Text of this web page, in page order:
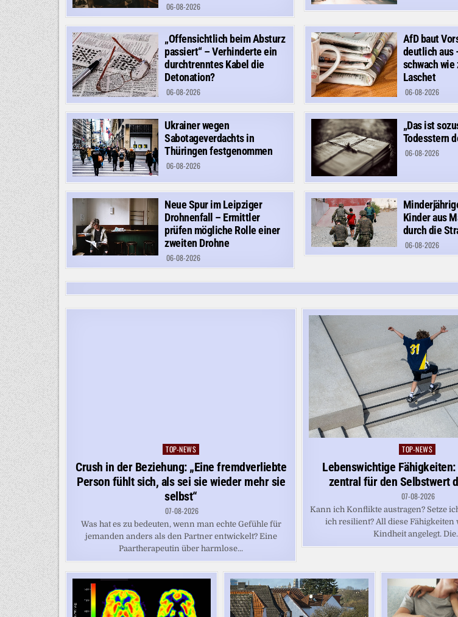
06-08-2026
„Offensichtlich beim Absturz
passiert“ – Verhinderte ein
durchtrenntes Kabel die
Detonation?
06-08-2026
AfD baut
deutlich aus
schwach
Laschet
06-08-2026
Ukrainer wegen
Sabotageverdachts in
Thüringen festgenommen
06-08-2026
„Das ist
Todesstern
06-08-2026
Neue Spur im Leipziger
Drohnenfall – Ermittler
prüfen mögliche Rolle einer
zweiten Drohne
06-08-2026
Kinder aus
durch die
06-08-2026
Posted
in
TOP-NEWS
Crush in der Beziehung: „Eine fremdverliebte
Person fühlt sich, als sei sie wieder mehr sie
selbst“
07-08-2026
Was hat es zu bedeuten, wenn man echte Gefühle für
jemanden anders als den Partner entwickelt? Eine
Paartherapeutin über harmlose...
Posted
in
TOP-NEWS
Lebenswichtige
zentral für den Selbstwert
07-08-2026
Kann ich Konflikte austragen? Setze
ich resilient? All diese Fähigkeiten
Kindheit angelegt.